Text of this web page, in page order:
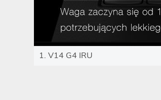
1. V14 G4 IRU